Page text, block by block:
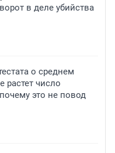
в деле убийства
о среднем
растет число
это не повод